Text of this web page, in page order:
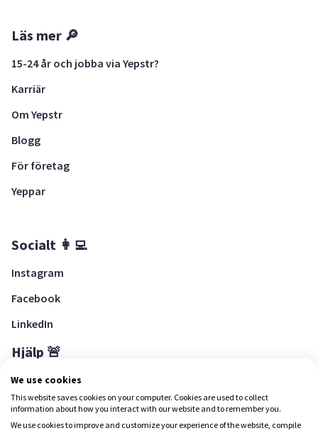
Läs mer 🔎
15-24 år och jobba via Yepstr?
Karriär
Om Yepstr
Blogg
För företag
Yeppar
Socialt 👩‍💻
Instagram
Facebook
LinkedIn
Hjälp 🚨
Hjälpcenter
We use cookies
This website saves cookies on your computer. Cookies are used to collect
information about how you interact with our website and to remember you.
We use cookies to improve and customize your experience of the website, compile